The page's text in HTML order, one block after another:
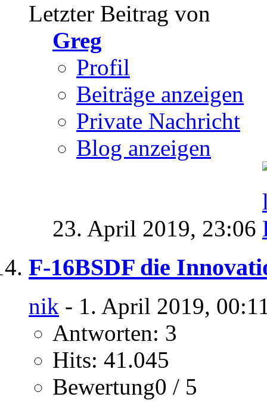
Letzter Beitrag von
Greg
Profil
Beiträge anzeigen
Private Nachricht
Blog anzeigen
23. April 2019, 23:06
F-16BSDF die
nik - 1. April 2019,
Antworten: 3
Hits: 41.045
Bewertung0 / 5